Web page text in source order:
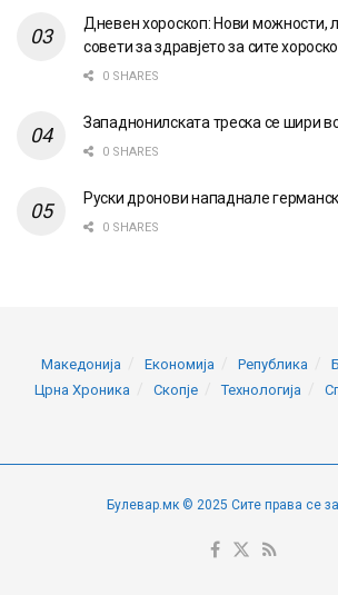
Дневен хороскоп: Нови можности,
совети за здравјето за сите
0 SHARES
Западнонилската треска се шири
0 SHARES
Руски дронови нападнале
0 SHARES
Македонија Економија Република
Црна Хроника
Скопје Технологија
Булевар.мк © 2025 Сите права се